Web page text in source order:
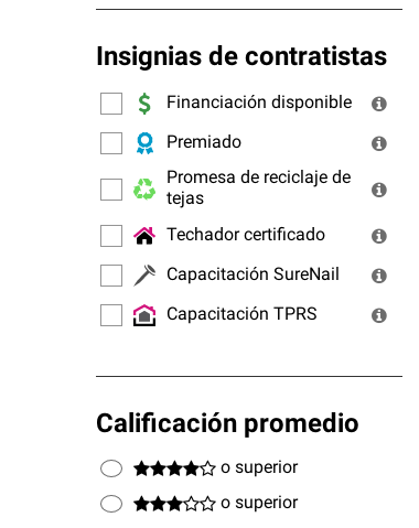
Insignias de contratistas
Financiación disponible
Premiado
Promesa de reciclaje de
tejas
Techador certificado
Capacitación SureNail
Capacitación TPRS
Calificación promedio
o superior
o superior